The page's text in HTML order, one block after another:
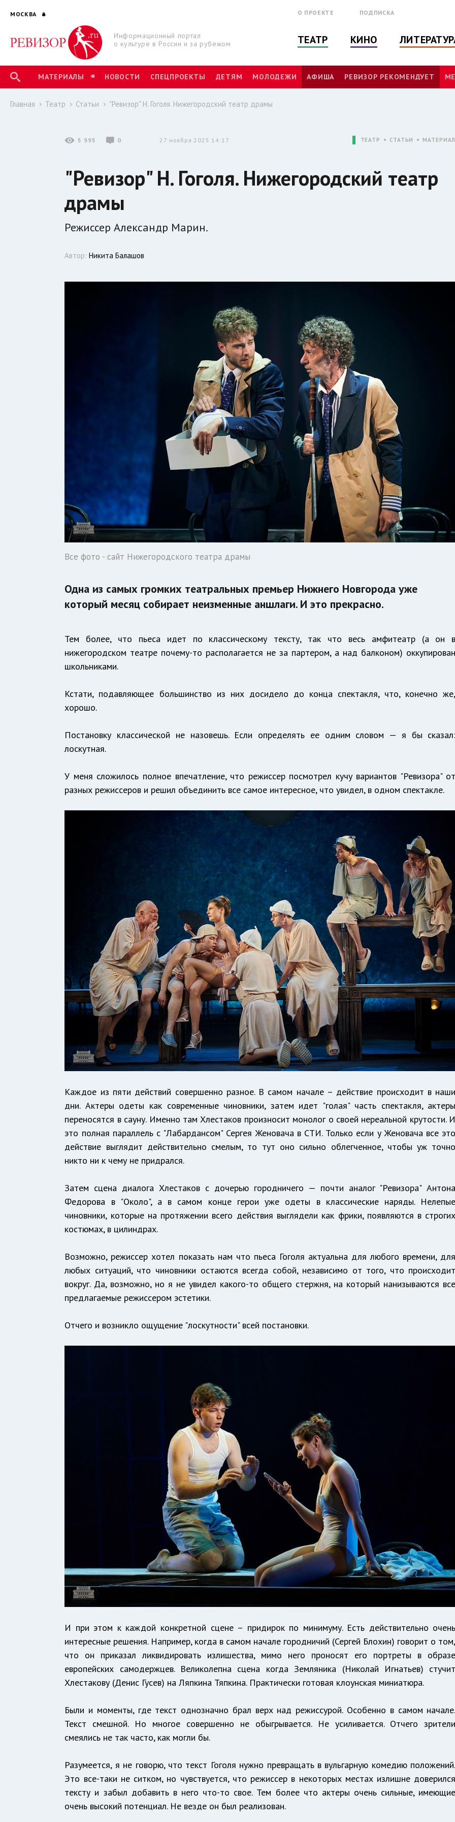
МОСКВА
Информационный портал
о культуре в России и за рубежом
О ПРОЕКТЕ ПОДПИСКА
ТЕАТР КИНО
МАТЕРИАЛЫ НОВОСТИ СПЕЦПРОЕКТЫ ДЕТЯМ МОЛОДЕЖИ АФИША РЕВИЗОР РЕКОМЕНДУЕТ
Главная Театр Статьи "Ревизор" Н. Гоголя. Нижегородский театр драмы
5 995 0 27 ноября 2025 14:17 ТЕАТР СТАТЬИ МАТЕРИАЛ
"Ревизор" Н. Гоголя. Нижегородский театр
драмы
Режиссер Александр Марин.
Автор:Никита Балашов
Все фото - сайт Нижегородского театра драмы
Одна из самых громких театральных премьер Нижнего Новгорода уже
который месяц собирает неизменные аншлаги. И это прекрасно.
Тем более, что пьеса идет по классическому тексту, так что весь амфитеатр (а он в
нижегородском театре почему-то располагается не за партером, а над балконом) оккупирован
школьниками.
Кстати, подавляющее большинство из них досидело до конца спектакля, что, конечно же,
хорошо.
Постановку классической не назовешь. Если определять ее одним словом — я бы сказал:
лоскутная.
У меня сложилось полное впечатление, что режиссер посмотрел кучу вариантов "Ревизора" от
разных режиссеров и решил объединить все самое интересное, что увидел, в одном спектакле.
Каждое из пяти действий совершенно разное. В самом начале – действие происходит в наши
дни. Актеры одеты как современные чиновники, затем идет "голая" часть спектакля, актеры
переносятся в сауну. Именно там Хлестаков произносит монолог о своей нереальной крутости. И
это полная параллель с "Лабардансом" Сергея Женовача в СТИ. Только если у Женовача все это
действие выглядит действительно смелым, то тут оно сильно облегченное, чтобы уж точно
никто ни к чему не придрался.
Затем сцена диалога Хлестаков с дочерью городничего — почти аналог "Ревизора" Антона
Федорова в "Около", а в самом конце герои уже одеты в классические наряды. Нелепые
чиновники, которые на протяжении всего действия выглядели как фрики, появляются в строгих
костюмах, в цилиндрах.
Возможно, режиссер хотел показать нам что пьеса Гоголя актуальна для любого времени, для
любых ситуаций, что чиновники остаются всегда собой, независимо от того, что происходит
вокруг. Да, возможно, но я не увидел какого-то общего стержня, на который нанизываются все
предлагаемые режиссером эстетики.
Отчего и возникло ощущение "лоскутности" всей постановки.
И при этом к каждой конкретной сцене – придирок по минимуму. Есть действительно очень
интересные решения. Например, когда в самом начале городничий (Сергей Блохин) говорит о том,
что он приказал ликвидировать излишества, мимо него проносят его портреты в образе
европейских самодержцев. Великолепна сцена когда Земляника (Николай Игнатьев) стучит
Хлестакову (Денис Гусев) на Ляпкина Тяпкина. Практически готовая клоунская миниатюра.
Были и моменты, где текст однозначно брал верх над режиссурой. Особенно в самом начале.
Текст смешной. Но многое совершенно не обыгрывается. Не усиливается. Отчего зрители
смеялись не так часто, как могли бы.
Разумеется, я не говорю, что текст Гоголя нужно превращать в вульгарную комедию положений.
Это все-таки не ситком, но чувствуется, что режиссер в некоторых местах излишне доверился
тексту и забыл добавить в него что-то свое. Тем более что актеры очень сильные, имеющие
очень высокий потенциал. Не везде он был реализован.